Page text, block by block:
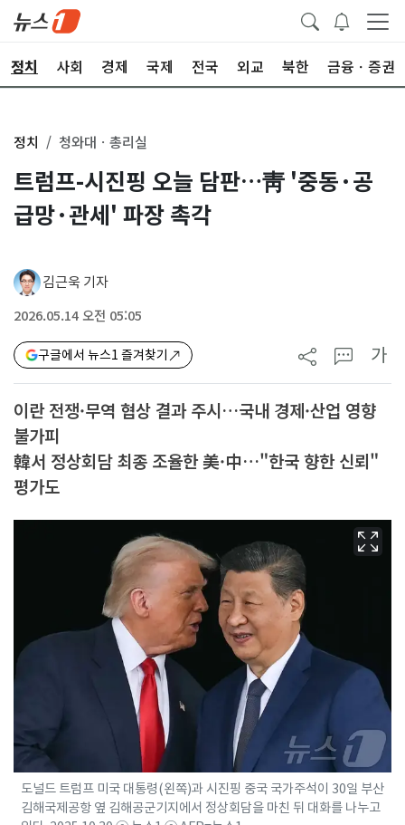
정치 사회 경제 국제 전국 외교 북한 금융ㆍ증권
정치 청와대ㆍ총리실
트럼프-시진핑 오늘 담판…靑 '중동·공
급망·관세' 파장 촉각
김근욱 기자
2026.05.14 오전 05:05
구글에서 뉴스1 즐겨찾기 가
이란 전쟁·무역 협상 결과 주시…국내 경제·산업 영향
불가피
韓서 정상회담 최종 조율한 美·中…"한국 향한 신뢰"
평가도
도널드 트럼프 미국 대통령(왼쪽)과 시진핑 중국 국가주석이 30일 부산
김해국제공항 옆 김해공군기지에서 정상회담을 마친 뒤 대화를 나누고